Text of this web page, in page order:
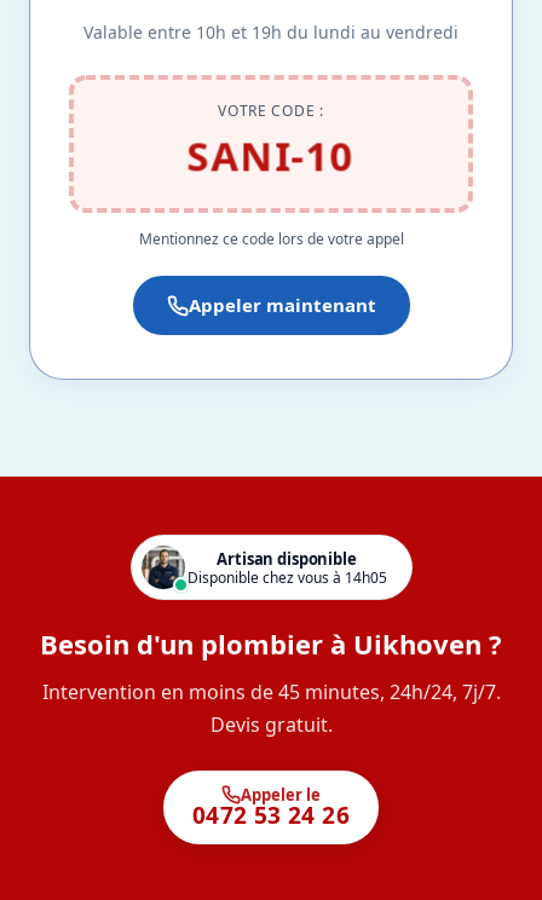
Valable entre 10h et 19h du lundi au vendredi
VOTRE CODE :
SANI-10
Mentionnez ce code lors de votre appel
Appeler maintenant
Artisan disponible
Disponible chez vous à 14h05
Besoin d'un plombier à Uikhoven ?
Intervention en moins de 45 minutes, 24h/24, 7j/7.
Devis gratuit.
Appeler le
0472 53 24 26